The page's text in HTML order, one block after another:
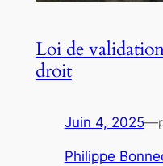
Loi de
droit
Juin 4, 2025—
Philippe